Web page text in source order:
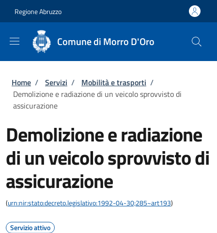
Regione Abruzzo
Comune di Morro D'Oro
Briciole di pane
Home / Servizi / Mobilità e trasporti /
Demolizione e radiazione di un veicolo sprovvisto di
assicurazione
Demolizione e radiazione
di un veicolo sprovvisto di
assicurazione
(urn:nir:stato:decreto.legislativo:1992-04-30;285~art193)
Servizio attivo